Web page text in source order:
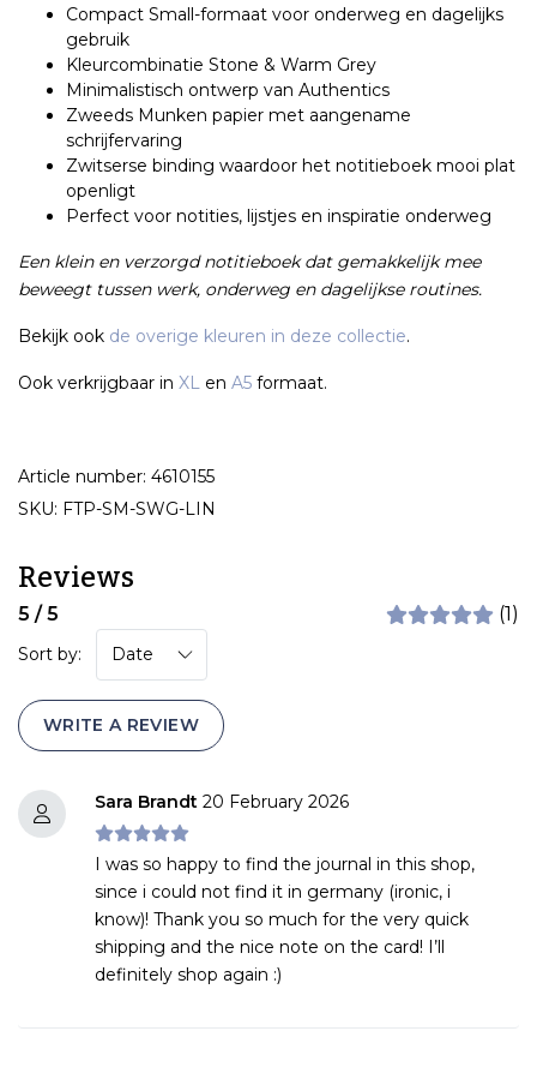
Compact Small-formaat voor onderweg en dagelijks
gebruik
Kleurcombinatie Stone & Warm Grey
Minimalistisch ontwerp van Authentics
Zweeds Munken papier met aangename
schrijfervaring
Zwitserse binding waardoor het notitieboek mooi plat
openligt
Perfect voor notities, lijstjes en inspiratie onderweg
Een klein en verzorgd notitieboek dat gemakkelijk mee
beweegt tussen werk, onderweg en dagelijkse routines.
Bekijk ook de overige kleuren in deze collectie.
Ook verkrijgbaar in XL en A5 formaat.
Article number: 4610155
SKU: FTP-SM-SWG-LIN
Reviews
5 / 5 (1)
Sort by:
WRITE A REVIEW
Sara Brandt 20 February 2026
I was so happy to find the journal in this shop,
since i could not find it in germany (ironic, i
know)! Thank you so much for the very quick
shipping and the nice note on the card! I’ll
definitely shop again :)